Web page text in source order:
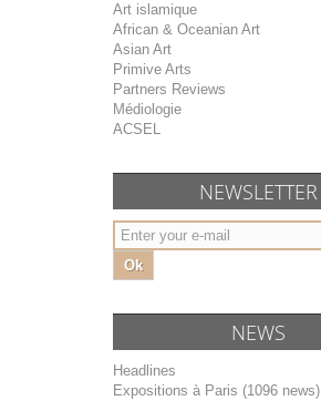
Art islamique
African & Oceanian Art
Asian Art
Primive Arts
Partners Reviews
Médiologie
ACSEL
NEWSLETTER
Ok
NEWS
Headlines
Expositions à Paris (1096 news)